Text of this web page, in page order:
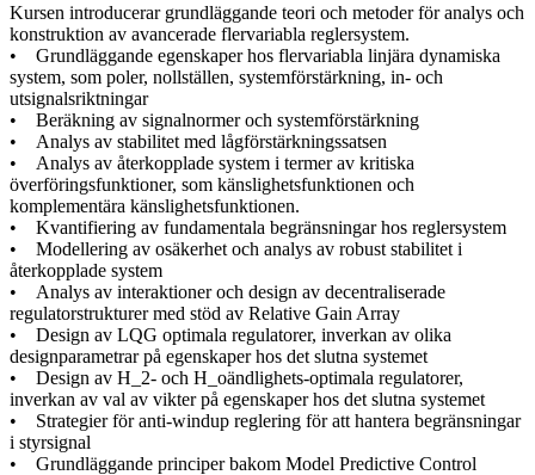
Kursen introducerar grundläggande teori och metoder för analys och
konstruktion av avancerade flervariabla reglersystem.
• Grundläggande egenskaper hos flervariabla linjära dynamiska
system, som poler, nollställen, systemförstärkning, in- och
utsignalsriktningar
• Beräkning av signalnormer och systemförstärkning
• Analys av stabilitet med lågförstärkningssatsen
• Analys av återkopplade system i termer av kritiska
överföringsfunktioner, som känslighetsfunktionen och
komplementära känslighetsfunktionen.
• Kvantifiering av fundamentala begränsningar hos reglersystem
• Modellering av osäkerhet och analys av robust stabilitet i
återkopplade system
• Analys av interaktioner och design av decentraliserade
regulatorstrukturer med stöd av Relative Gain Array
• Design av LQG optimala regulatorer, inverkan av olika
designparametrar på egenskaper hos det slutna systemet
• Design av H_2- och H_oändlighets-optimala regulatorer,
inverkan av val av vikter på egenskaper hos det slutna systemet
• Strategier för anti-windup reglering för att hantera begränsningar
i styrsignal
• Grundläggande principer bakom Model Predictive Control